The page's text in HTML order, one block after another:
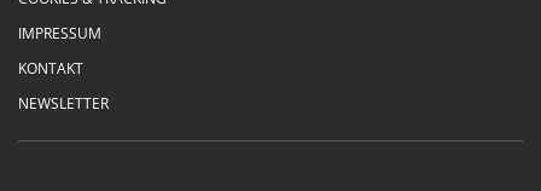
IMPRESSUM
KONTAKT
NEWSLETTER